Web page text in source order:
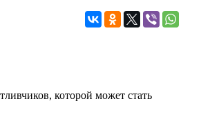
которой может стать